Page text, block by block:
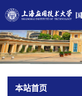
本站首页